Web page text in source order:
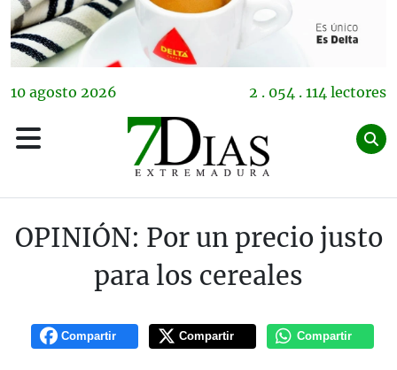
10 agosto 2026 2 . 054 . 114 lectores
OPINIÓN: Por un precio justo
para los cereales
Compartir Compartir Compartir